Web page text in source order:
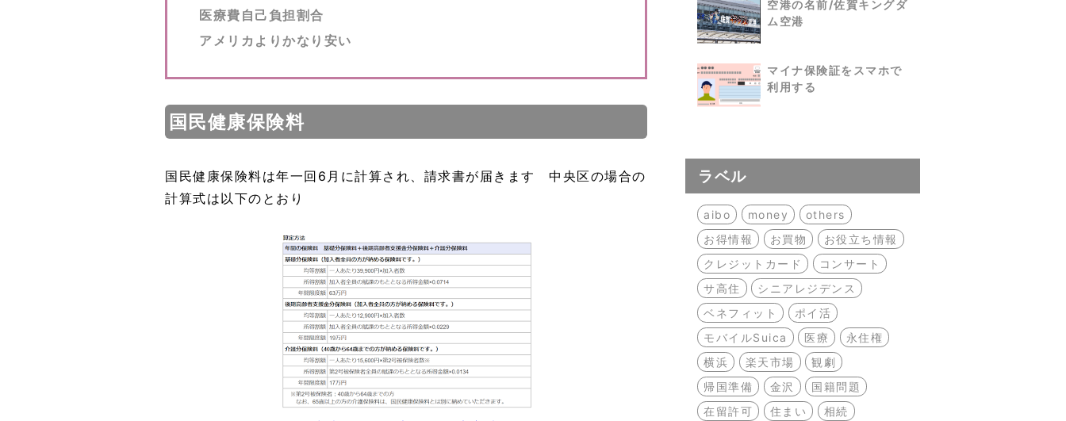
医療費自己負担割合
アメリカよりかなり安い
国民健康保険料
国民健康保険料は年一回6月に計算され、請求書が届きます 中央区の場合の
計算式は以下のとおり
空港の名前/佐賀キングダ
ム空港
マイナ保険証をスマホで
利用する
ラベル
aibo money
others
お得情報
お買物
お役立ち情報
クレジットカード
コンサート
サ高住
シニアレジデンス
ベネフィット
ポイ活
モバイルSuica
医療
永住権
横浜
楽天市場
観劇
帰国準備
金沢
国籍問題
在留許可
住まい
相続